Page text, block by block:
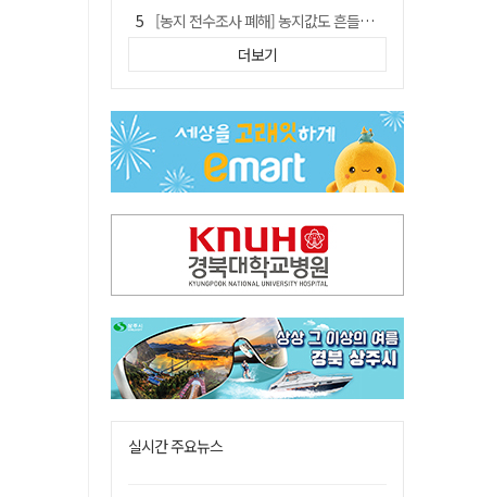
[농지 전수조사 폐해] 농지값도 흔들리나…"도지 막히면 헐값 매물 나올 수도"
[농지 전수조사 폐해] '쌀 받고 논 내 준' 도지농 이제 어쩌나?
국민 51.9% "李 대통령 재판 재개 필요하다"
경북 영천시, 9월부터 11월까지 반값 여행 혜택 제공
아쉬운 태클
더보기
실시간 주요뉴스